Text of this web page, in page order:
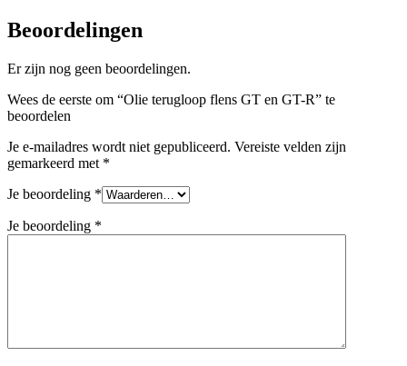
Beoordelingen
Er zijn nog geen beoordelingen.
Wees de eerste om “Olie terugloop flens GT en GT-R” te
beoordelen
Je e-mailadres wordt niet gepubliceerd. Vereiste velden zijn
gemarkeerd met *
Je beoordeling *
Je beoordeling *